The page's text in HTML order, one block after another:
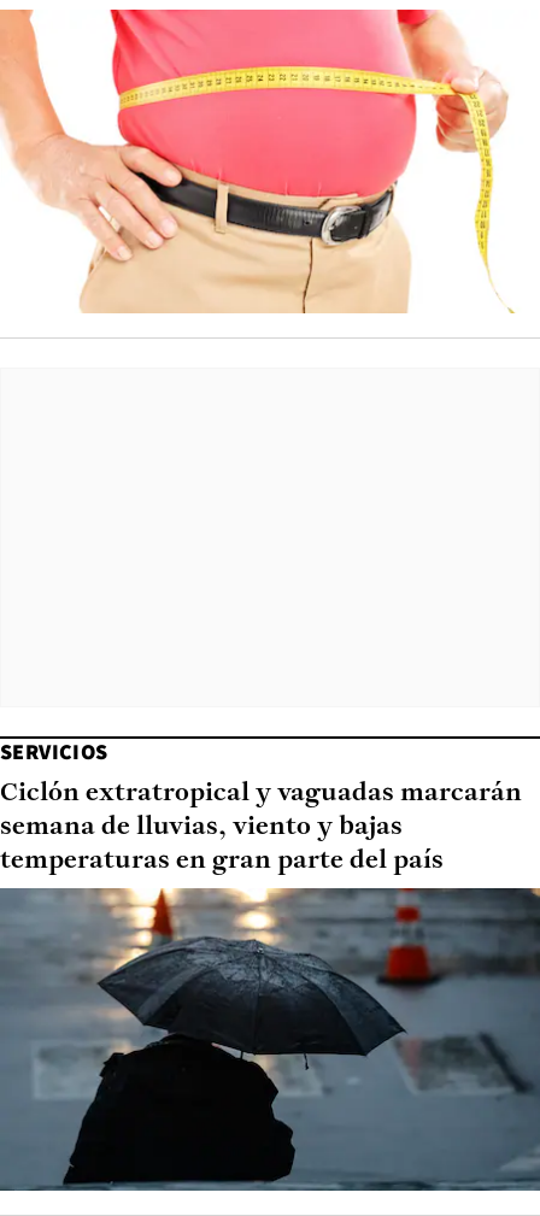
SERVICIOS
Ciclón extratropical y vaguadas marcarán
semana de lluvias, viento y bajas
temperaturas en gran parte del país